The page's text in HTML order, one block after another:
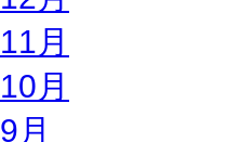
11月
10月
9月